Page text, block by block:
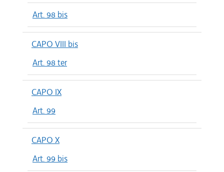
Art. 98 bis
CAPO VIII bis
Art. 98 ter
CAPO IX
Art. 99
CAPO X
Art. 99 bis